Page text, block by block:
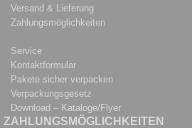
Versand & Lieferung
Zahlungsmöglichkeiten
Service
Kontaktformular
Pakete sicher verpacken
Verpackungsgesetz
Download – Kataloge/Flyer
ZAHLUNGSMÖGLICHKEITEN